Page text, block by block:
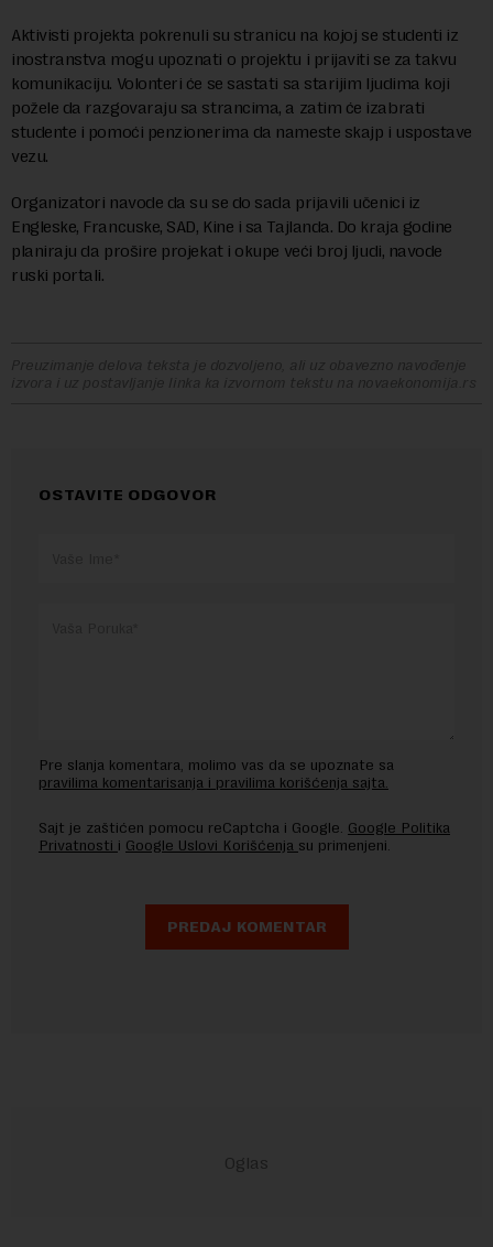
Aktivisti projekta pokrenuli su stranicu na kojoj se studenti iz
inostranstva mogu upoznati o projektu i prijaviti se za takvu
komunikaciju. Volonteri će se sastati sa starijim ljudima koji
požele da razgovaraju sa strancima, a zatim će izabrati
studente i pomoći penzionerima da nameste skajp i uspostave
vezu.
Organizatori navode da su se do sada prijavili učenici iz
Engleske, Francuske, SAD, Kine i sa Tajlanda. Do kraja godine
planiraju da prošire projekat i okupe veći broj ljudi, navode
ruski portali.
Preuzimanje delova teksta je dozvoljeno, ali uz obavezno navođenje
izvora i uz postavljanje linka ka izvornom tekstu na novaekonomija.rs
OSTAVITE ODGOVOR
Pre slanja komentara, molimo vas da se upoznate sa
pravilima komentarisanja i pravilima korišćenja sajta.
Sajt je zaštićen pomocu reCaptcha i Google. Google Politika
Privatnosti i Google Uslovi Korišćenja su primenjeni.